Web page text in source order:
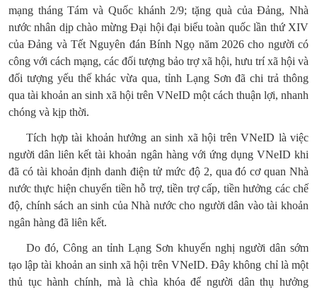
mạng tháng Tám và Quốc khánh 2/9; tặng quà của Đảng, Nhà
nước nhân dịp chào mừng Đại hội đại biểu toàn quốc lần thứ XIV
của Đảng và Tết Nguyên đán Bính Ngọ năm 2026 cho người có
công với cách mạng, các đối tượng bảo trợ xã hội, hưu trí xã hội và
đối tượng yếu thế khác vừa qua, tỉnh Lạng Sơn đã chi trả thông
qua tài khoản an sinh xã hội trên VNeID một cách thuận lợi, nhanh
chóng và kịp thời.
Tích hợp tài khoản hưởng an sinh xã hội trên VNeID là việc
người dân liên kết tài khoản ngân hàng với ứng dụng VNeID khi
đã có tài khoản định danh điện tử mức độ 2, qua đó cơ quan Nhà
nước thực hiện chuyển tiền hỗ trợ, tiền trợ cấp, tiền hưởng các chế
độ, chính sách an sinh của Nhà nước cho người dân vào tài khoản
ngân hàng đã liên kết.
Do đó, Công an tỉnh Lạng Sơn khuyến nghị người dân sớm
tạo lập tài khoản an sinh xã hội trên VNeID. Đây không chỉ là một
thủ tục hành chính, mà là chìa khóa để người dân thụ hưởng